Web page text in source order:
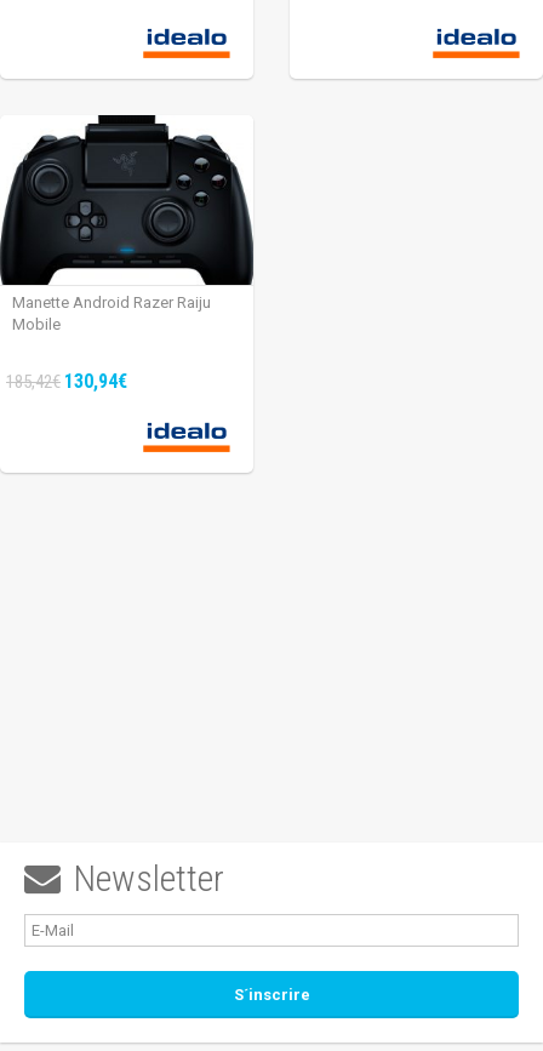
Manette Android Razer Raiju
Mobile
185,42€ 130,94€
 Newsletter